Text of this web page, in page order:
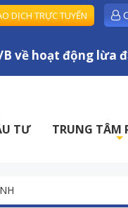
DỊCH TRỰC TUYẾN
về hoạt động lừa
TƯ TRUNG TÂM